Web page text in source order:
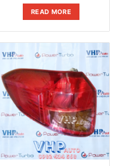
READ MORE